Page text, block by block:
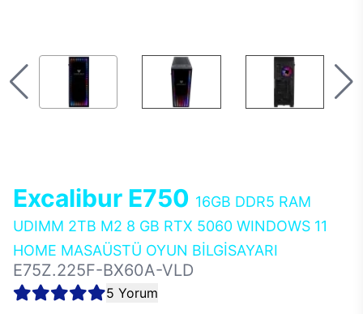
Excalibur E750 16GB DDR5 RAM
UDIMM 2TB M2 8 GB RTX 5060 WINDOWS 11
HOME MASAÜSTÜ OYUN BİLGİSAYARI
E75Z.225F-BX60A-VLD
5 Yorum